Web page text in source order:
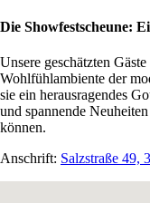
Die Showfestscheune:
Unsere geschätzten
Wohlfühlambiente der
sie ein herausragendes
und spannende
können.
Anschrift: Salzstraße 49,